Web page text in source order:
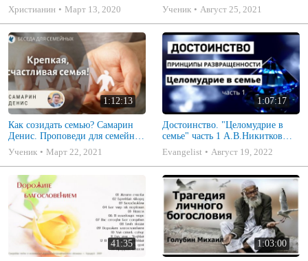
Христианин
Март 13, 2020
Ученик
Август 25, 2021
1:12:13
Как созидать семью? Самарин
Денис. Проповеди для семейных
МСЦ ЕХБ
Ученик Март 22, 2021
1:07:17
Достоинство. "Целомудрие в
семье" часть 1 А.В.Никитков
Беседа для семейных МСЦ ЕХБ
Evangelist Август 19, 2022
41:35 1:03:00